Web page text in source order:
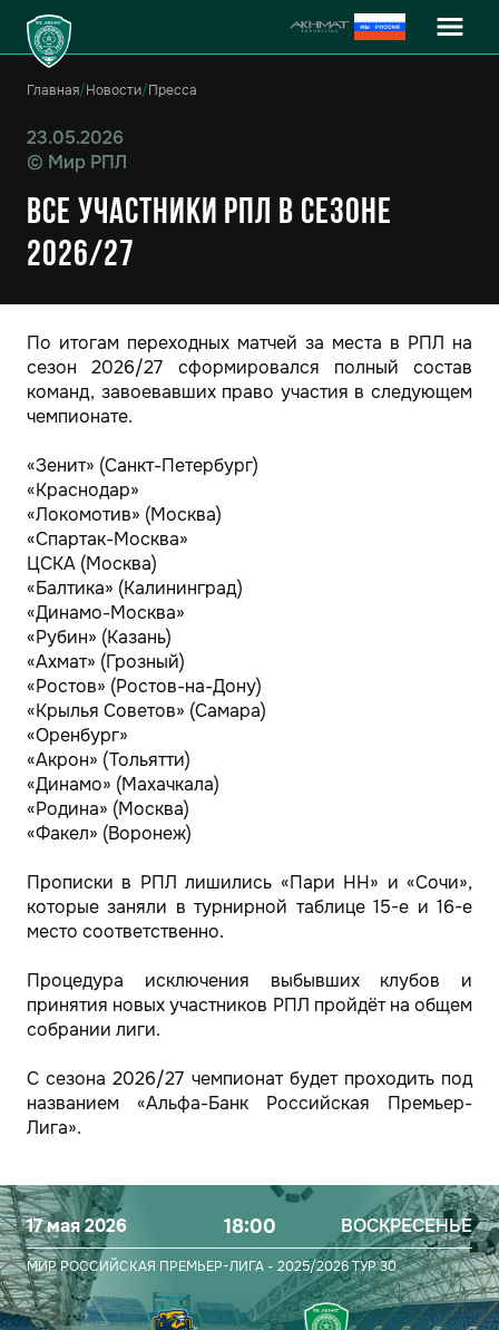
Главная/Новости/Пресса
23.05.2026
© Мир РПЛ
Все участники РПЛ в сезоне
2026/27
По итогам переходных матчей за места в РПЛ на
сезон 2026/27 сформировался полный состав
команд, завоевавших право участия в следующем
чемпионате.
«Зенит» (Санкт-Петербург)
«Краснодар»
«Локомотив» (Москва)
«Спартак-Москва»
ЦСКА (Москва)
«Балтика» (Калининград)
«Динамо-Москва»
«Рубин» (Казань)
«Ахмат» (Грозный)
«Ростов» (Ростов-на-Дону)
«Крылья Советов» (Самара)
«Оренбург»
«Акрон» (Тольятти)
«Динамо» (Махачкала)
«Родина» (Москва)
«Факел» (Воронеж)
Прописки в РПЛ лишились «Пари НН» и «Сочи»,
которые заняли в турнирной таблице 15-е и 16-е
место соответственно.
Процедура исключения выбывших клубов и
принятия новых участников РПЛ пройдёт на общем
собрании лиги.
С сезона 2026/27 чемпионат будет проходить под
названием «Альфа-Банк Российская Премьер-
Лига».
17 мая 2026 18:00 ВОСКРЕСЕНЬЕ
МИР РОССИЙСКАЯ ПРЕМЬЕР-ЛИГА - 2025/2026ТУР 30